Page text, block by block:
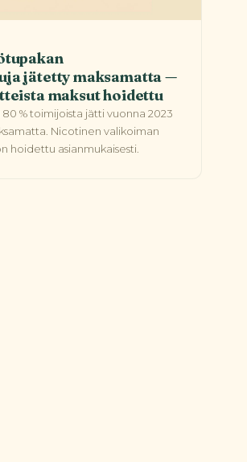
jätetty maksamatta —
maksut hoidettu
% toimijoista jätti vuonna 2023
Nicotinen valikoiman
hoidettu asianmukaisesti.